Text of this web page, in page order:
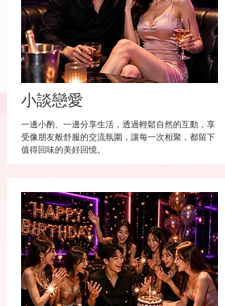
小談戀愛
一邊小酌、一邊分享生活，透過輕鬆自然的互動，享
受像朋友般舒服的交流氛圍，讓每一次相聚，都留下
值得回味的美好回憶。